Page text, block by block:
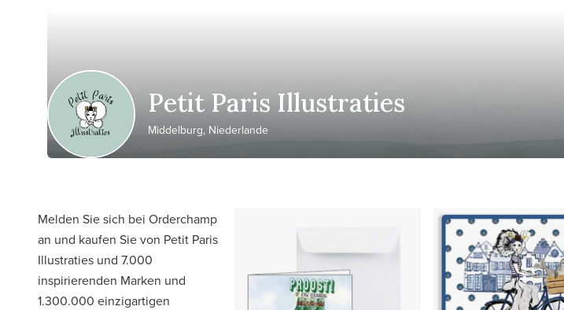
Petit Paris Illustraties
Middelburg, Niederlande
Melden Sie sich bei Orderchamp
an und kaufen Sie von Petit Paris
Illustraties und 7.000
inspirierenden Marken und
1.300.000 einzigartigen